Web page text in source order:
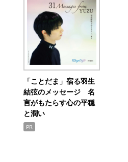
「ことだま」宿る羽生
結弦のメッセージ 名
言がもたらす心の平穏
と潤い
PR